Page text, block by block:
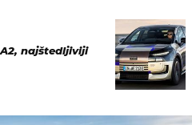
najštedljiviji